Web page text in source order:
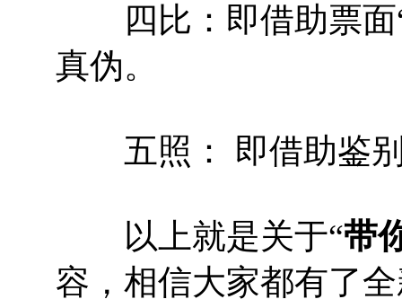
四比：即借助票面“
真伪。
五照： 即借助鉴别
以上就是关于“带
容，相信大家都有了